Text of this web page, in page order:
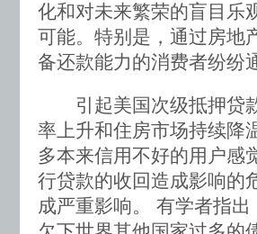
化和对未来繁荣的盲目乐
可能。特别是，通过房地
备还款能力的消费者纷纷
引起美国次级抵押贷款
率上升和住房市场持续降
多本来信用不好的用户感
行贷款的收回造成影响的
成严重影响。 有学者指